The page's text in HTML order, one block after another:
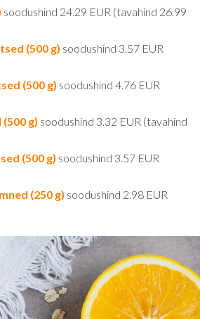
soodushind 24.29 EUR (tavahind 26.99
(500 g) soodushind 3.57 EUR
(500 g) soodushind 4.76 EUR
g) soodushind 3.32 EUR (tavahind
(500 g) soodushind 3.57 EUR
(250 g) soodushind 2.98 EUR